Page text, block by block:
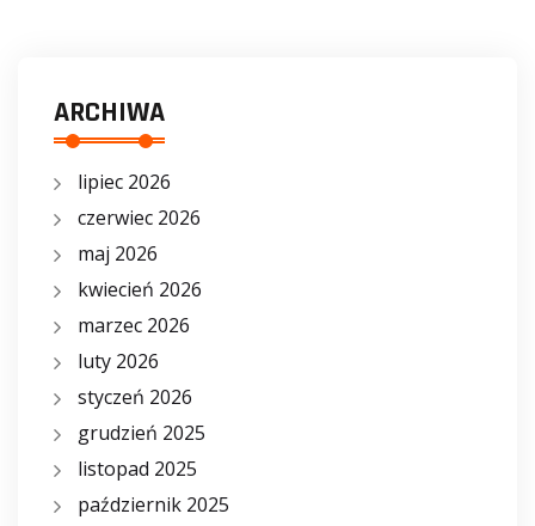
ARCHIWA
lipiec 2026
czerwiec 2026
maj 2026
kwiecień 2026
marzec 2026
luty 2026
styczeń 2026
grudzień 2025
listopad 2025
październik 2025